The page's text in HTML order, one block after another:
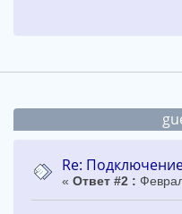
Re:
« Ответ #2 :